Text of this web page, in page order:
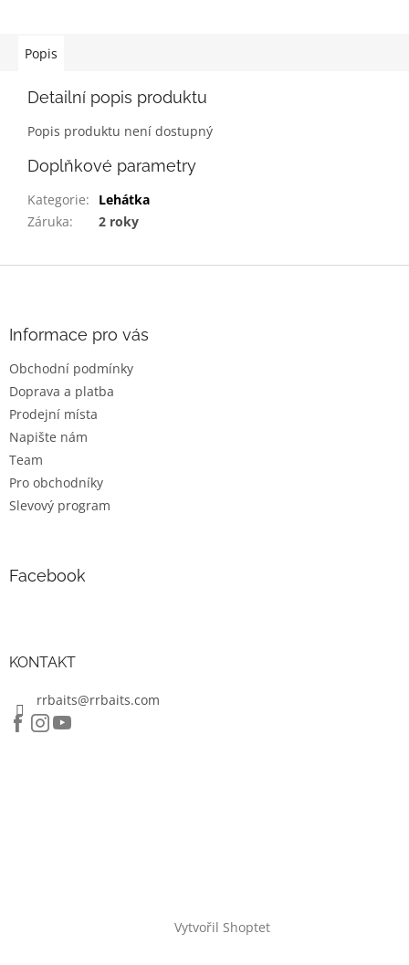
Popis
Detailní popis produktu
Popis produktu není dostupný
Doplňkové parametry
Kategorie:
Lehátka
Záruka: 2 roky
Informace pro vás
Obchodní podmínky
Doprava a platba
Prodejní místa
Napište nám
Team
Pro obchodníky
Slevový program
Facebook
KONTAKT
rrbaits@rrbaits.com
Vytvořil Shoptet